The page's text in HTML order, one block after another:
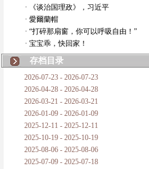
· 《谈治国理政》，习近平
· 愛爾蘭帽
· “打碎那扇窗，你可以呼吸自由！”
· 宝宝乖，快回家！
存档目录
2026-07-23 - 2026-07-23
2026-04-28 - 2026-04-28
2026-03-21 - 2026-03-21
2026-01-09 - 2026-01-09
2025-12-11 - 2025-12-11
2025-10-19 - 2025-10-19
2025-08-06 - 2025-08-06
2025-07-09 - 2025-07-18